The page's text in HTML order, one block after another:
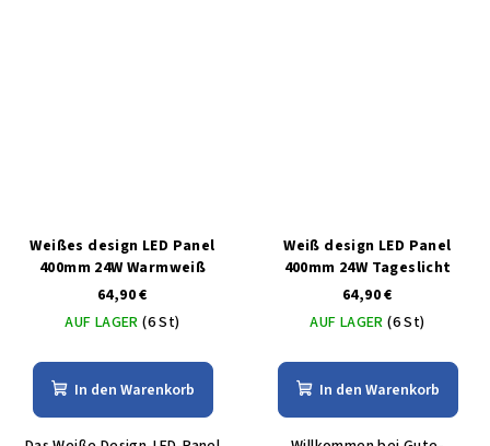
Weißes design LED Panel
400mm 24W Warmweiß
64,90 €
AUF LAGER(6 St)
In den Warenkorb
Weiß design LED Panel
400mm 24W Tageslicht
64,90 €
AUF LAGER(6 St)
In den Warenkorb